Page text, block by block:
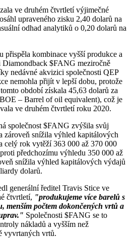
ve druhém čtvrtletí výjimečné
upraveného zisku 2,40 dolarů na
odhad analytiků o 0,20 dolarů na
přispěla kombinace vyšší produkce a
Diamondback $FANG meziročně
nedávné akvizici společnosti QEP
nemohla přijít v lepší dobu, protože
období získala 45,63 dolarů za
– Barrel of oil equivalent), což je
ve druhém čtvrtletí roku 2020.
společnost $FANG zvýšila svůj
zároveň snížila výhled kapitálových
celý rok vytěží 363 000 až 370 000
předchozímu výhledu 350 000 až
snížila výhled kapitálových výdajů
dolarů.
generální ředitel Travis Stice ve
čtvrtletí, "produkujeme více barelů s
menším počtem dokončených vrtů a
Společnosti $FANG se to
nákladů a vyšším než
vyvrtaných vrtů.